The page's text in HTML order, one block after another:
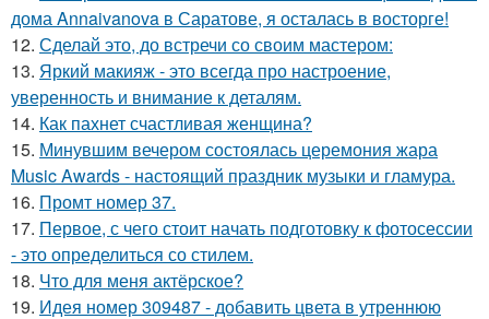
дома Annaivanova в Саратове, я осталась в восторге!
12. Сделай это, до встречи со своим мастером:
13. Яркий макияж - это всегда про настроение,
уверенность и внимание к деталям.
14. Как пахнет счастливая женщина?
15. Минувшим вечером состоялась церемония жара
Music Awards - настоящий праздник музыки и гламура.
16. Промт номер 37.
17. Первое, с чего стоит начать подготовку к фотосессии
- это определиться со стилем.
18. Что для меня актёрское?
19. Идея номер 309487 - добавить цвета в утреннюю